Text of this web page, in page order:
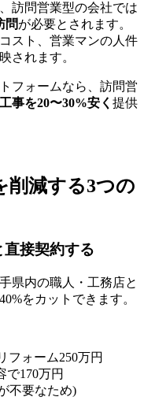
訪問営業型の会社では
問が必要とされます。
スト、営業マンの人件
されます。
フォームなら、訪問営
事を20〜30%安く 提供
削減する3つの
接契約する
県内の職人・工務店と
をカットできます。
フォーム250万円
で170万円
不要なため)